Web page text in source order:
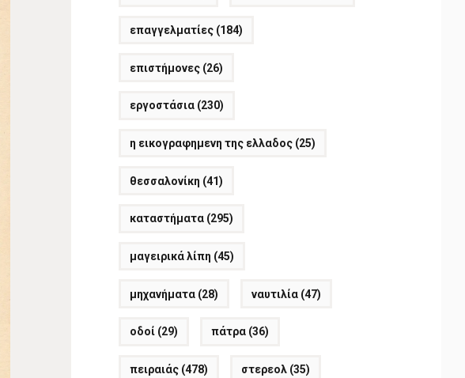
επαγγελματίες (184)
επιστήμονες (26)
εργοστάσια (230)
η εικογραφημενη της ελλαδος (25)
θεσσαλονίκη (41)
καταστήματα (295)
μαγειρικά λίπη (45)
μηχανήματα (28) ναυτιλία (47)
οδοί (29) πάτρα (36)
πειραιάς (478) στερεολ (35)